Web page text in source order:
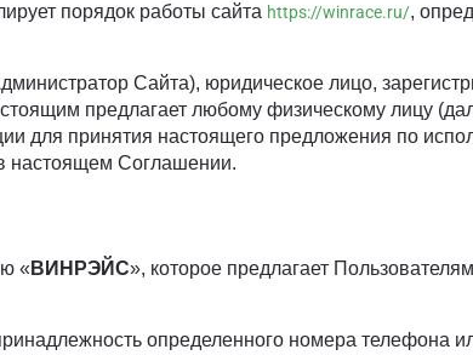
порядок работы сайта https://winrace.ru/,
Сайта), юридическое лицо,
предлагает любому физическому лицу
для принятия настоящего предложения по
настоящем Соглашении.
« ВИНРЭЙС», которое предлагает
определенного номера телефона